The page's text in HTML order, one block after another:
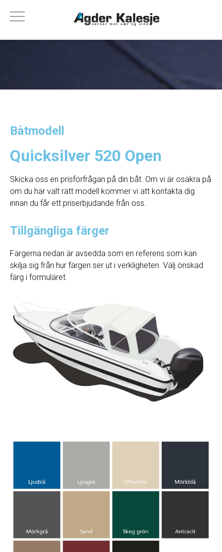
Båtmodell
Quicksilver 520 Open
Skicka oss en prisförfrågan på din båt. Om vi ​​är osäkra på
om du har valt rätt modell kommer vi att kontakta dig
innan du får ett priserbjudande från oss.
Tillgängliga färger
Färgerna nedan är avsedda som en referens som kan
skilja sig från hur färgen ser ut i verkligheten. Välj önskad
färg i formuläret.